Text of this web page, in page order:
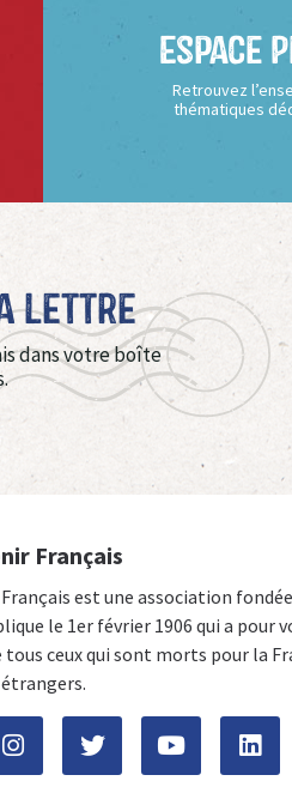
Espace
Retrouvez
thématiques
Lettre
dans votre boîte
Français
est une association
le 1er février 1906 qui a pour
ceux qui sont morts pour la